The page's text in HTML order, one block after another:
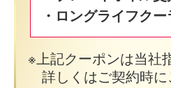
・ロングライフク
上記クーポンは当
詳しくはご契約時に